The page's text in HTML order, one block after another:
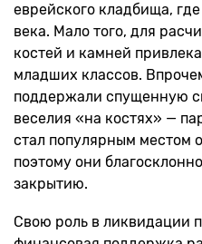
еврейского кладбища,
века. Мало того, для
костей и камней
младших классов.
поддержали спущенную
веселия «на костях» —
стал популярным местом
поэтому они
закрытию.
Свою роль в ликвидации